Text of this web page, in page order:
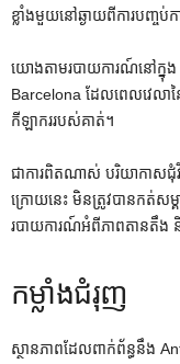
ខ្លាំង​មួយ​នៅ​ឆ្ងាយ​ពី​ការ​បញ្ចប់​ក
យោងតាមរបាយការណ៍នៅក្នុង
Barcelona ដែលពេលវេលា
កីឡាកររបស់គាត់។
ជាការពិតណាស់ បរិយាកាសជុំវិ
ក្រោយនេះ មិនត្រូវបានកត់សម្
របាយការណ៍អំពីភាពតានតឹង
កម្លាំងជំរុញ
ស្ថានភាពដែលពាក់ព័ន្ធនឹង